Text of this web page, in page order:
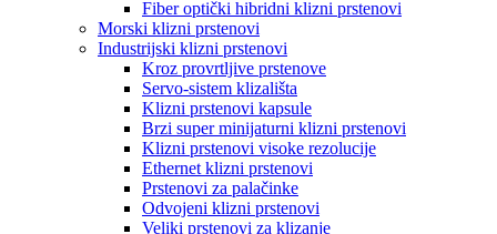
Fiber optički hibridni klizni prstenovi
Morski klizni prstenovi
Industrijski klizni prstenovi
Kroz provrtljive prstenove
Servo-sistem klizališta
Klizni prstenovi kapsule
Brzi super minijaturni klizni prstenovi
Klizni prstenovi visoke rezolucije
Ethernet klizni prstenovi
Prstenovi za palačinke
Odvojeni klizni prstenovi
Veliki prstenovi za klizanje